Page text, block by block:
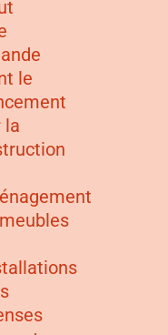
le
la